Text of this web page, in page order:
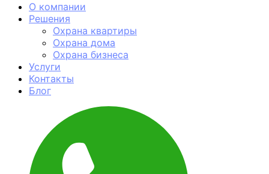
О компании
Решения
Охрана квартиры
Охрана дома
Охрана бизнеса
Услуги
Контакты
Блог